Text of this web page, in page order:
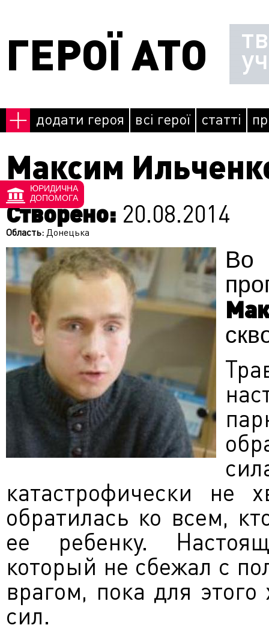
ГЕРОЇ АТО
додати героя всі герої статті
Максим
Створено: 20.08.2014
Область: Донецька
Во
катастрофически не
обратилась ко всем,
ее ребенку.
который не сбежал с
врагом, пока для
сил.
ЮРИДИЧНА
ДОПОМОГА